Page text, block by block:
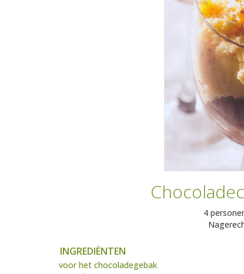
4
INGREDIËNTEN
voor het chocoladegebak